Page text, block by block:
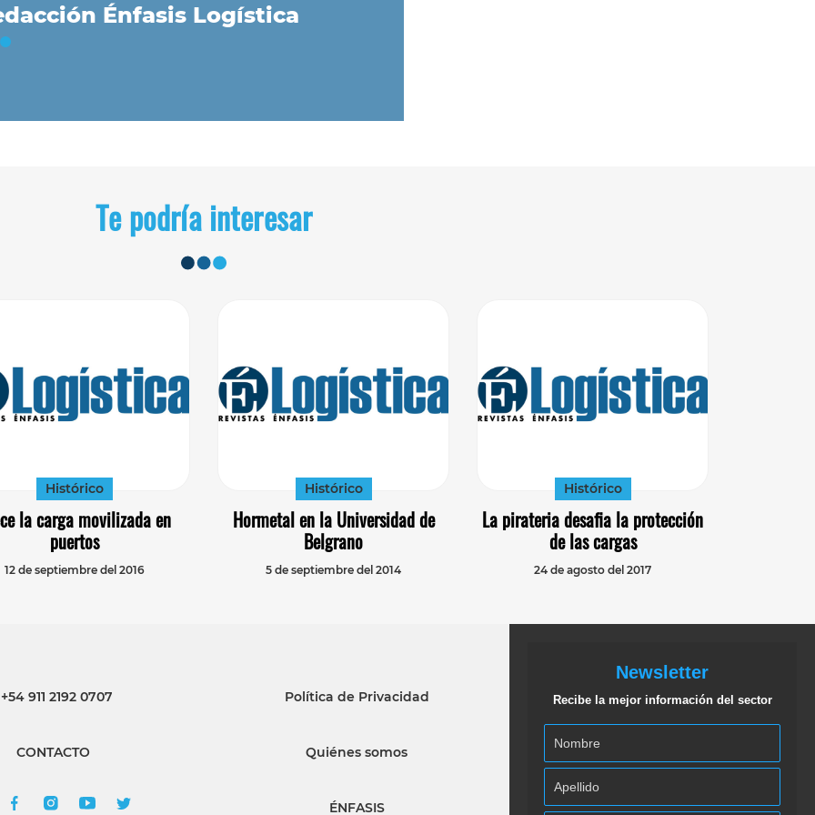
Énfasis Logística
Te podría interesar
Histórico
la carga movilizada en
puertos
12 de septiembre del 2016
Histórico
Hormetal en la Universidad de
Belgrano
5 de septiembre del 2014
Histórico
La pirateria desafia la protección
de las cargas
24 de agosto del 2017
911 2192 0707
CONTACTO
Política de Privacidad
Quiénes somos
ÉNFASIS
Newsletter
Recibe la mejor información del sector